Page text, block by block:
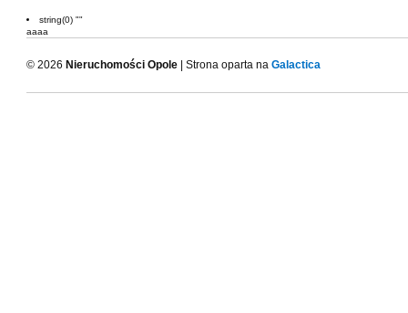
string(0) ""
aaaa
© 2026 Nieruchomości Opole | Strona oparta na Galactica